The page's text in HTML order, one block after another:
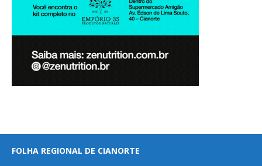
FOLHA REGIONAL DE CIANORTE